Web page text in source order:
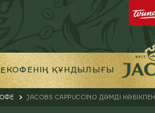
КОФЕНІҢ ҚҰНДЫЛЫҒЫ
JACOBS CAPPUCCINO ДӘМДІ КӨБІКПЕН